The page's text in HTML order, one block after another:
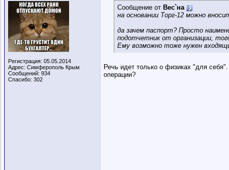
Регистрация: 05.05.2014
Адрес: Симферополь Крым
Сообщений: 934
Спасибо: 302
Сообщение от Вес`на
на основании Торг-12 можно
да зачем паспорт? Просто
подотчетник от организации,
Ему возможно тоже нужен
Речь идет только о физиках "для
операции?